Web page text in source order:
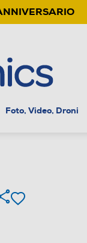
Foto, Video, Droni